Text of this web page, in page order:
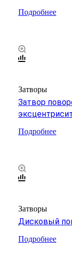
Подробнее
Затворы
Затвор
Подробнее
Затворы
Дисковый
Подробнее